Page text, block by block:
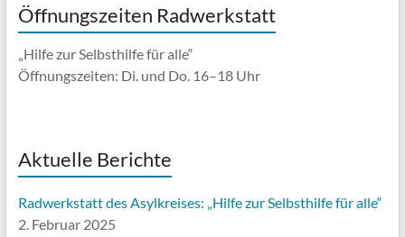
Öffnungszeiten Radwerkstatt
„Hilfe zur Selbsthilfe für alle“
Öffnungszeiten: Di. und Do. 16–18 Uhr
Aktuelle Berichte
Radwerkstatt des Asylkreises: „Hilfe zur Selbsthilfe für alle“
2. Februar 2025